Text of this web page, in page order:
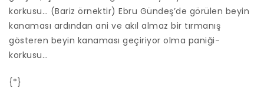
korkusu… (Bariz örnektir) Ebru Gündeş’de görülen beyin
kanaması ardından ani ve akıl almaz bir tırmanış
gösteren beyin kanaması geçiriyor olma paniği-
korkusu…
{*}